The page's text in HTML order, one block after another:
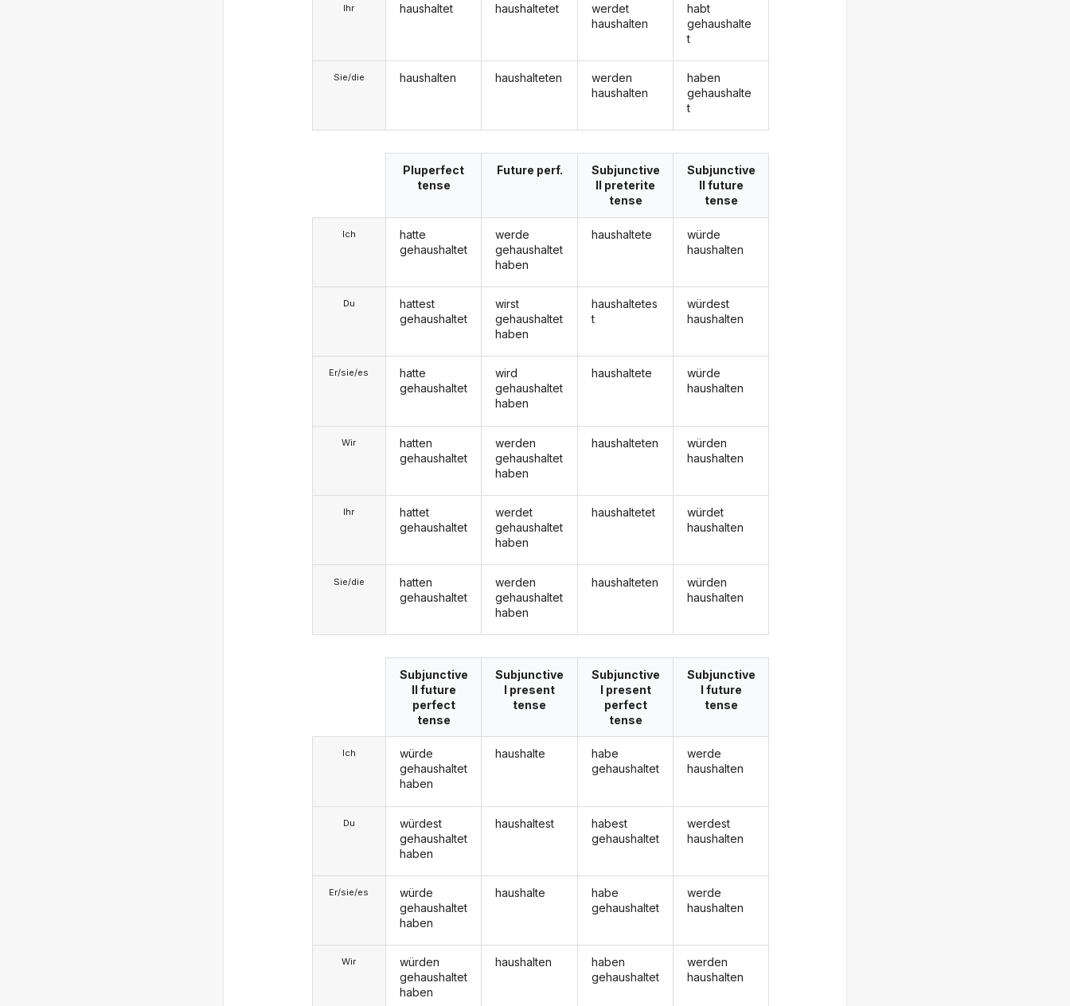
Ihr
Sie/die
haushaltet
haushalten
haushaltetet
haushalteten
werdet
haushalten
werden
haushalten
habt
gehaushalte
t
haben
gehaushalte
t
Ich
Du
Er/sie/es
Wir
Ihr
Sie/die
Pluperfect
tense
hatte
gehaushaltet
hattest
gehaushaltet
hatte
gehaushaltet
hatten
gehaushaltet
hattet
gehaushaltet
hatten
gehaushaltet
Future perf.
werde
gehaushaltet
haben
wirst
gehaushaltet
haben
wird
gehaushaltet
haben
werden
gehaushaltet
haben
werdet
gehaushaltet
haben
werden
gehaushaltet
haben
Subjunctive
II preterite
tense
haushaltete
haushaltetes
t
haushaltete
haushalteten
haushaltetet
haushalteten
Subjunctive
II future
tense
würde
haushalten
würdest
haushalten
würde
haushalten
würden
haushalten
würdet
haushalten
würden
haushalten
Ich
Du
Er/sie/es
Wir
Subjunctive
II future
perfect
tense
würde
gehaushaltet
haben
würdest
gehaushaltet
haben
würde
gehaushaltet
haben
würden
gehaushaltet
haben
Subjunctive
I present
tense
haushalte
haushaltest
haushalte
haushalten
Subjunctive
I present
perfect
tense
habe
gehaushaltet
habest
gehaushaltet
habe
gehaushaltet
haben
gehaushaltet
Subjunctive
I future
tense
werde
haushalten
werdest
haushalten
werde
haushalten
werden
haushalten